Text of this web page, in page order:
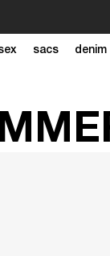
sacs denim